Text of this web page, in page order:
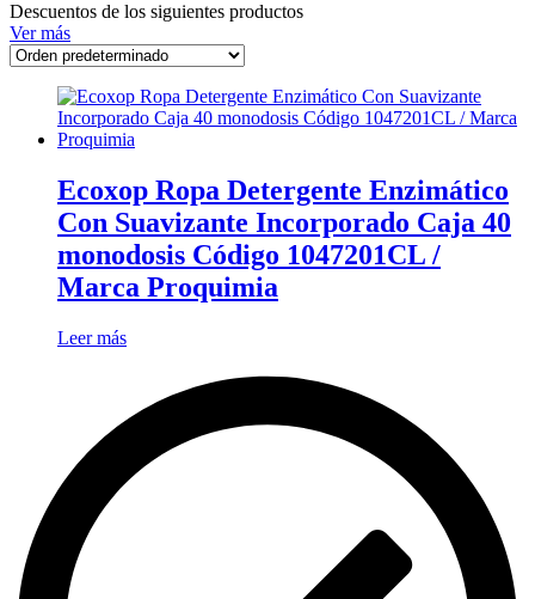
Descuentos de los siguientes productos
Ver más
Ecoxop Ropa Detergente Enzimático
Con Suavizante Incorporado Caja 40
monodosis Código 1047201CL /
Marca Proquimia
Leer más